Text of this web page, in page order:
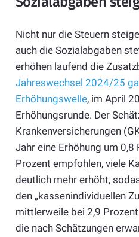
Nicht nur die Steuern
auch die Sozialabgaben
erhöhen laufend die
Jahreswechsel 2024/25
Erhöhungswelle, im April
Erhöhungsrunde. Der
Krankenversicherungen
Jahr eine Erhöhung um
Prozent empfohlen, viele
deutlich mehr erhöht,
den „kassenindividuellen
mittlerweile bei 2,9
die nach Schätzungen